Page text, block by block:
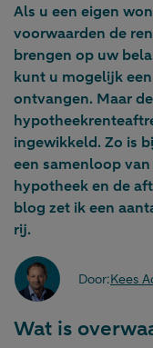
Als u een eigen
voorwaarden de
brengen op uw
kunt u mogelijk
ontvangen. Maar
ingewikkeld. Zo is
een samenloop
hypotheek en de
blog zet ik een
rij.
Door:Kees
Wat is